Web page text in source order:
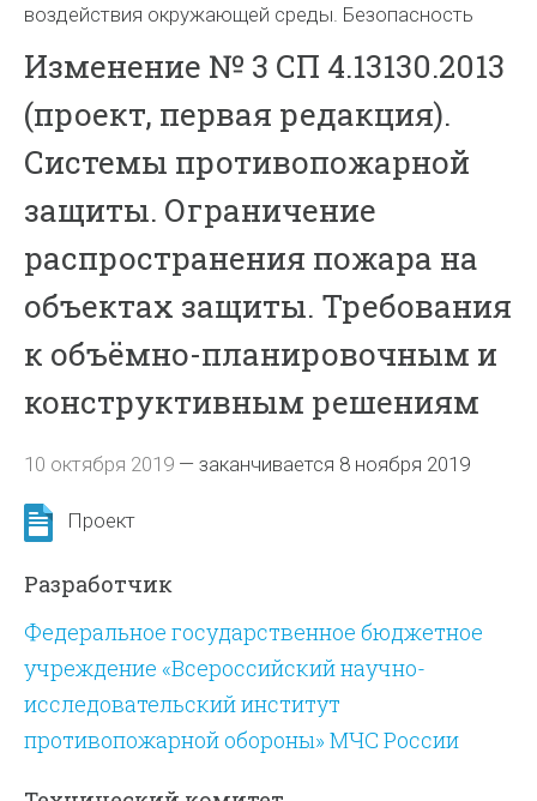
воздействия окружающей среды. Безопасность
Изменение № 3 СП 4.13130.2013
(проект, первая редакция).
Системы противопожарной
защиты. Ограничение
распространения пожара на
объектах защиты. Требования
к объёмно-планировочным и
конструктивным решениям
10 октября 2019 —заканчивается 8 ноября 2019
Проект
Разработчик
Федеральное государственное бюджетное
учреждение «Всероссийский научно-
исследовательский институт
противопожарной обороны» МЧС России